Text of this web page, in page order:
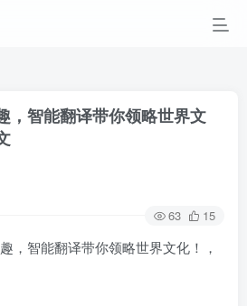
，智能翻译带你领略世界文
63 15
，智能翻译带你领略世界文化！，